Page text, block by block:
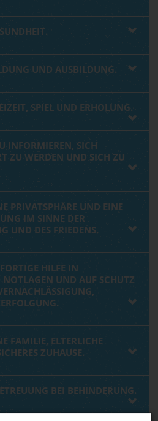
UND AUSBILDUNG.
SPIEL UND ERHOLUNG.
INFORMIEREN, SICH
ZU WERDEN UND SICH ZU
PRIVATSPHÄRE UND EINE
IM SINNE DER
UND DES FRIEDENS.
HILFE IN
UND AUF SCHUTZ
FAMILIE, ELTERLICHE
ZUHAUSE.
BEI BEHINDERUNG.